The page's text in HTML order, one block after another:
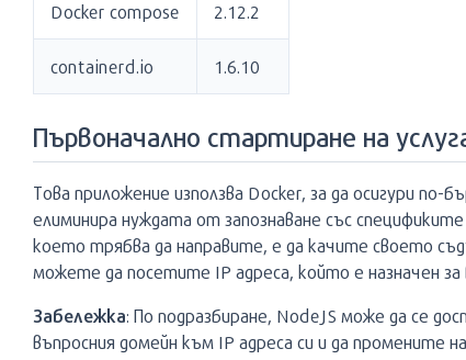
Docker compose 2.12.2
containerd.io 1.6.10
Първоначално стартиране на
Това приложение използва Docker, за да осигури
елиминира нуждата от запознаване със
което трябва да направите, е да качите своето
можете да посетите IP адреса, който е назначен
Забележка: По подразбиране, NodeJS може да се
въпросния домейн към IP адреса си и да промените